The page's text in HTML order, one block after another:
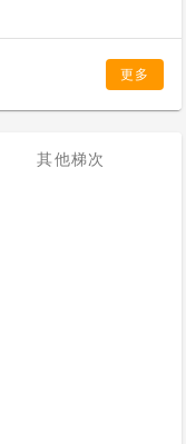
更多
其他梯次